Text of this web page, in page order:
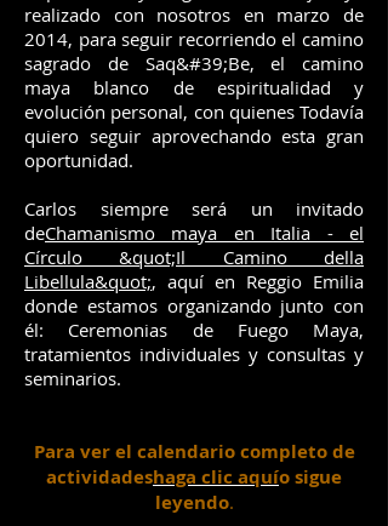
realizado con nosotros en marzo de
2014, para seguir recorriendo el camino
sagrado de Saq&#39;Be, el camino
maya blanco de espiritualidad y
evolución personal, con quienes Todavía
quiero seguir aprovechando esta gran
oportunidad.
Carlos siempre será un invitado
deChamanismo maya en Italia - el
Círculo &quot;Il Camino della
Libellula&quot;, aquí en Reggio Emilia
donde estamos organizando junto con
él: Ceremonias de Fuego Maya,
tratamientos individuales y consultas y
seminarios.
Para ver el calendario completo de
actividadeshaga clic aquío sigue
leyendo.